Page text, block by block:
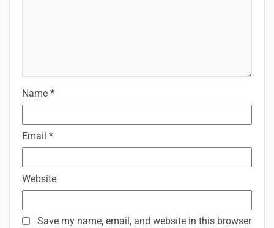
Name *
Email *
Website
Save my name, email, and website in this browser